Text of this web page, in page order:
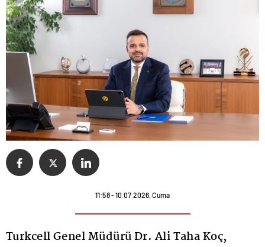
11:58 - 10.07.2026, Cuma
Turkcell Genel Müdürü Dr. Ali Taha Koç,